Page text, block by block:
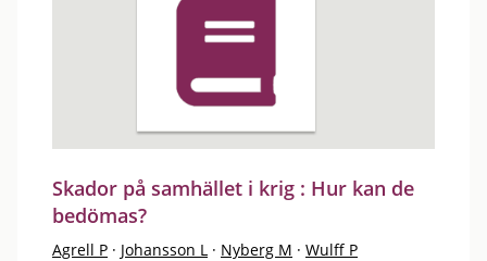
Skador på samhället i krig : Hur kan de
bedömas?
Agrell P · Johansson L · Nyberg M · Wulff P